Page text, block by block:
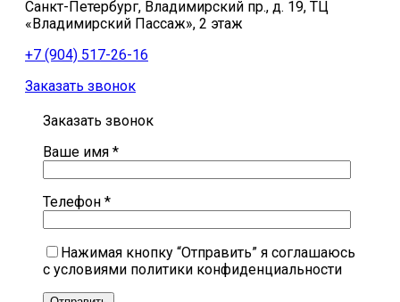
Санкт-Петербург, Владимирский пр., д. 19, ТЦ
«Владимирский Пассаж», 2 этаж
+7 (904) 517-26-16
Заказать звонок
Заказать звонок
Ваше имя *
Телефон *
Нажимая кнопку “Отправить” я соглашаюсь
с условиями политики конфиденциальности